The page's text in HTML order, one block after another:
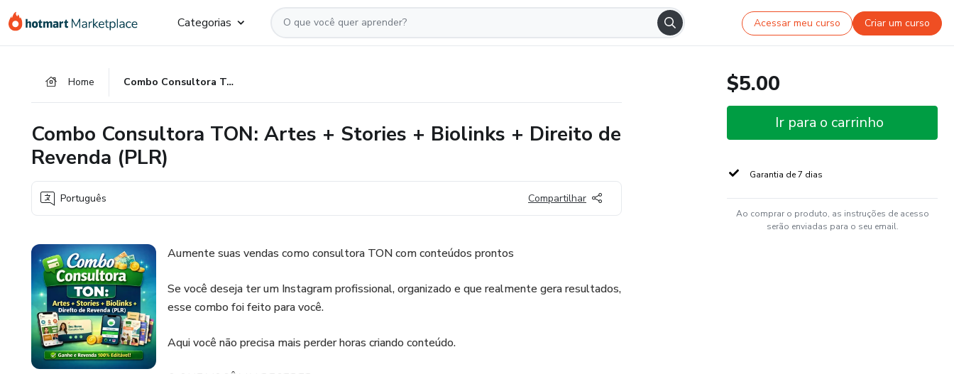
para
para
para
Categorias Acessar meu curso Criar um curso
Home Combo Consultora TON: Artes + Stories + Biolinks + Direito de Revenda (PLR)
Combo Consultora TON: Artes + Stories + Biolinks + Direito de
Revenda (PLR)
Português Compartilhar
Aumente suas vendas como consultora TON com conteúdos prontos
Se você deseja ter um Instagram profissional, organizado e que realmente gera resultados,
esse combo foi feito para você.
Aqui você não precisa mais perder horas criando conteúdo.
$5.00
Ir para o carrinho
Garantia de 7 dias
Ao comprar o produto, as instruções de acesso
serão enviadas para o seu email.